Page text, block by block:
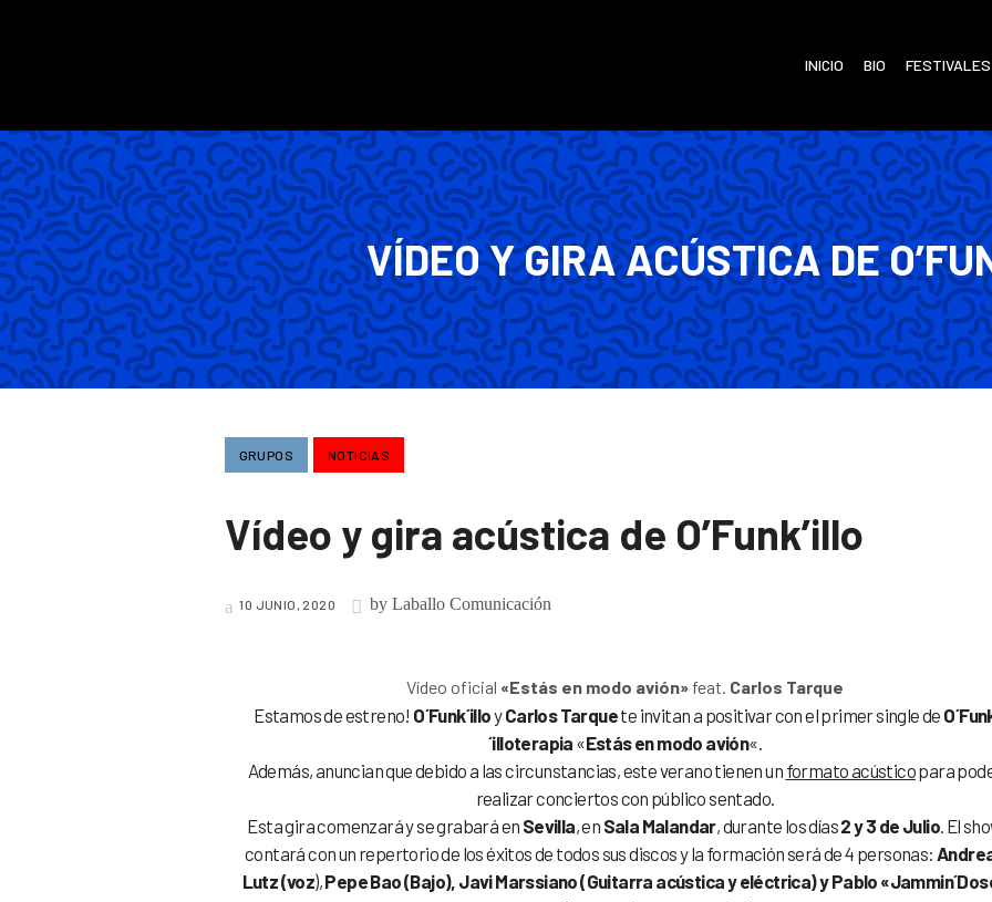
INICIO BIO FESTIVALES
VÍDEO Y GIRA ACÚSTICA DE
GRUPOS NOTICIAS
Vídeo y gira acústica de O’Funk’illo
10 JUNIO, 2020 by Laballo Comunicación
Vídeo oficial «Estás en modo avión» feat. Carlos Tarque
Estamos de estreno! O´Funk´illoyCarlos Tarquete invitan a positivar con el primer single de
´illoterapia «Estás en modo avión«.
Además, anuncian que debido a las circunstancias, este verano tienen un formato acústicopara
realizar conciertos con público sentado.
Esta gira comenzará y se grabará en Sevilla, en Sala Malandar, durante los días2 y 3 de Julio. El
contará con un repertorio de los éxitos de todos sus discos y la formación será de 4 personas:
Lutz (voz),Pepe Bao (Bajo), Javi Marssiano (Guitarra acústica y eléctrica) y Pablo